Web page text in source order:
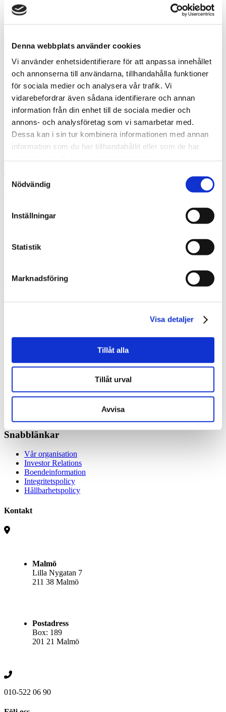
Denna webbplats använder cookies
Vi använder enhetsidentifierare för att anpassa innehållet
och annonserna till användarna, tillhandahålla funktioner
för sociala medier och analysera vår trafik. Vi
vidarebefordrar även sådana identifierare och annan
information från din enhet till de sociala medier och
annons- och analysföretag som vi samarbetar med.
Dessa kan i sin tur kombinera informationen med annan
information som du har tillhandahållit eller som de har
Nödvändig
Inställningar
Statistik
Marknadsföring
Visa detaljer
Tillåt alla
Tillåt urval
Avvisa
Ägarstruktur
Emissioner
Frivilligt inlösenprogram
Bolagsstyrning
Bolagsordning
Registreringsbevis
Riktlinjer för ersättning
Ledningsgrupp
Styrelse
Pressmeddelanden
Kontakt
Sök
Aktieinformation
Acrinovas A- och B-aktier handlas på Nasdaq Stockholm.
Kortnamn: ACRI A
Handel: Se information och uppdatering om aktiehandel viaNasdaq
Handel: Se information och uppdatering om aktiehandel viaNasdaq
Snabblänkar
Vår organisation
Investor Relations
Boendeinformation
Integritetspolicy
Hållbarhetspolicy
Kontakt
Malmö
Lilla Nygatan 7
211 38 Malmö
Postadress
Box: 189
201 21 Malmö
010-522 06 90